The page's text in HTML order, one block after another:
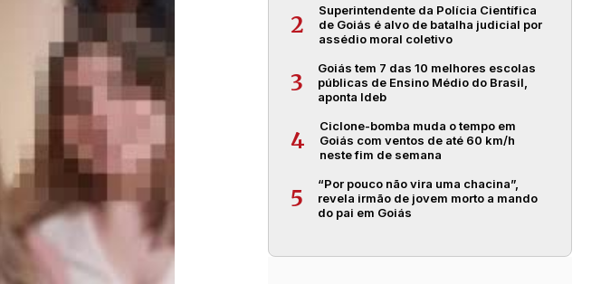
2
Superintendente da Polícia Científica
de Goiás é alvo de batalha judicial por
assédio moral coletivo
3
Goiás tem 7 das 10 melhores escolas
públicas de Ensino Médio do Brasil,
aponta Ideb
4
Ciclone-bomba muda o tempo em
Goiás com ventos de até 60 km/h
neste fim de semana
5
“Por pouco não vira uma chacina”,
revela irmão de jovem morto a mando
do pai em Goiás